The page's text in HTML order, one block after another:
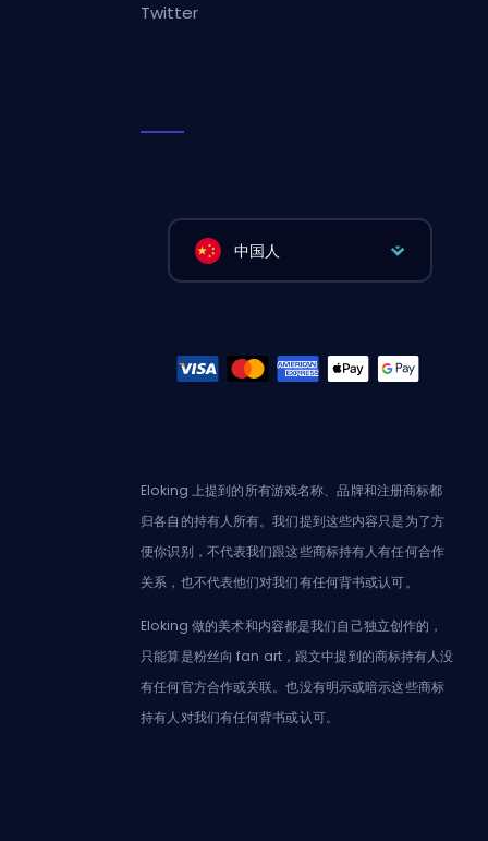
Twitter
中国人
Eloking 上提到的所有游戏名称、品牌和注册商标都
归各自的持有人所有。我们提到这些内容只是为了方
便你识别，不代表我们跟这些商标持有人有任何合作
关系，也不代表他们对我们有任何背书或认可。
Eloking 做的美术和内容都是我们自己独立创作的，
只能算是粉丝向 fan art，跟文中提到的商标持有人没
有任何官方合作或关联。也没有明示或暗示这些商标
持有人对我们有任何背书或认可。